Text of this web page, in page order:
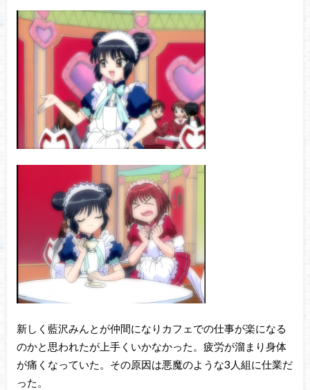
新しく藍沢みんとが仲間になりカフェでの仕事が楽になる
のかと思われたが上手くいかなかった。疲労が溜まり身体
が痛くなっていた。その原因は悪魔のような3人組に仕業だ
った。